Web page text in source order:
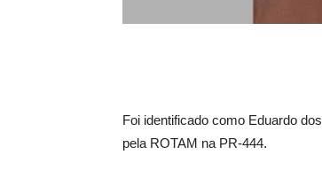
Foi identificado como Eduardo
pela ROTAM na PR-444.